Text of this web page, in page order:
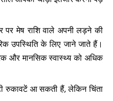
पर मेष राशि वाले अपनी लड़ने की
उपस्थिति के लिए जाने जाते हैं।
और मानसिक स्वास्थ्य को अधिक
रुकावटें आ सकती हैं, लेकिन चिंता